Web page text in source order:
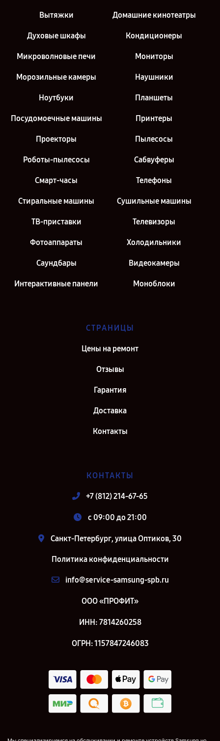
Вытяжки Домашние кинотеатры
Духовые шкафы Кондиционеры
Микроволновые печи Мониторы
Морозильные камеры Наушники
Ноутбуки Планшеты
Посудомоечные машины Принтеры
Проекторы Пылесосы
Роботы-пылесосы Сабвуферы
Смарт-часы Телефоны
Стиральные машины Сушильные машины
ТВ-приставки Телевизоры
Фотоаппараты Холодильники
Саундбары Видеокамеры
Интерактивные панели Моноблоки
СТРАНИЦЫ
Цены на ремонт
Отзывы
Гарантия
Доставка
Контакты
КОНТАКТЫ
+7 (812) 214-67-65
c 09:00 до 21:00
Санкт-Петербург, улица Оптиков, 30
Политика конфиденциальности
info@service-samsung-spb.ru
ООО «ПРОФИТ»
ИНН: 7814260258
ОГРН: 1157847246083